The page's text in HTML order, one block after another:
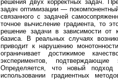
решения двух корректных задач.
задач оптимизации —
связанного с задачей
точное вычисление градиента, то
решение задачи в зависимости от
базиса. В реальных случаях
приводит к нарушению
ограничивает достижимое
экспериментов, подтверждающие
Определяется, что новый подход
использовании градиентных